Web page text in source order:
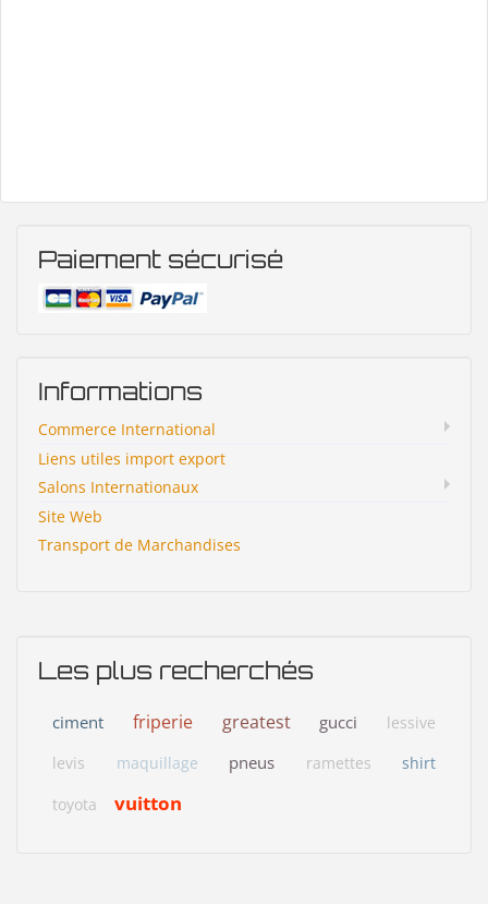
Paiement sécurisé
Informations
Commerce International
Liens utiles import export
Salons Internationaux
Site Web
Transport de Marchandises
Les plus recherchés
ciment friperie greatest gucci
lessive
levis
maquillage pneus ramettes
shirt
toyota
vuitton